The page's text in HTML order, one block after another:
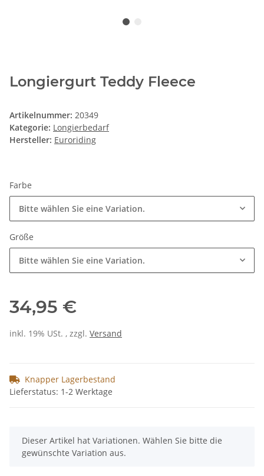
Longiergurt Teddy Fleece
Artikelnummer: 20349
Kategorie: Longierbedarf
Hersteller: Euroriding
Farbe
Bitte wählen Sie eine Variation.
Größe
Bitte wählen Sie eine Variation.
34,95 €
inkl. 19% USt. , zzgl. Versand
Knapper Lagerbestand
Lieferstatus: 1-2 Werktage
x
Dieser Artikel hat Variationen. Wählen Sie bitte die
gewünschte Variation aus.